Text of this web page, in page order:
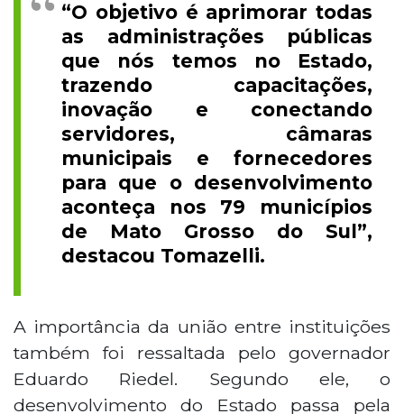
“O objetivo é aprimorar todas
as administrações públicas
que nós temos no Estado,
trazendo capacitações,
inovação e conectando
servidores, câmaras
municipais e fornecedores
para que o desenvolvimento
aconteça nos 79 municípios
de Mato Grosso do Sul”,
destacou Tomazelli.
A importância da união entre instituições
também foi ressaltada pelo governador
Eduardo Riedel. Segundo ele, o
desenvolvimento do Estado passa pela